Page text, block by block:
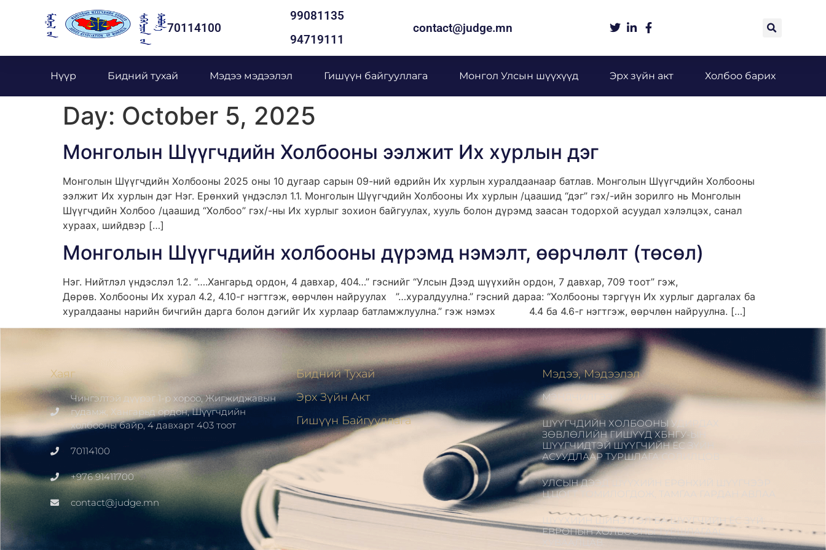
70114100
99081135
94719111
contact@judge.mn
Нүүр Бидний тухай Мэдээ мэдээлэл Гишүүн байгууллага Монгол Улсын шүүхүүд Эрх зүйн акт Холбоо барих
Day: October 5, 2025
Монголын Шүүгчдийн Холбооны ээлжит Их хурлын дэг
Монголын Шүүгчдийн Холбооны 2025 оны 10 дугаар сарын 09-ний өдрийн Их хурлын хуралдаанаар батлав. Монголын Шүүгчдийн Холбооны
ээлжит Их хурлын дэг Нэг. Ерөнхий үндэслэл 1.1. Монголын Шүүгчдийн Холбооны Их хурлын /цаашид “дэг” гэх/-ийн зорилго нь Монголын
Шүүгчдийн Холбоо /цаашид “Холбоо” гэх/-ны Их хурлыг зохион байгуулах, хууль болон дүрэмд заасан тодорхой асуудал хэлэлцэх, санал
хураах, шийдвэр […]
Монголын Шүүгчдийн холбооны дүрэмд нэмэлт, өөрчлөлт (төсөл)
Нэг. Нийтлэл үндэслэл 1.2. “….Хангарьд ордон, 4 давхар, 404…” гэснийг “Улсын Дээд шүүхийн ордон, 7 давхар, 709 тоот” гэж,
Дөрөв. Холбооны Их хурал 4.2, 4.10-г нэгтгэж, өөрчлөн найруулах ”…хуралдуулна.” гэсний дараа: “Холбооны тэргүүн Их хурлыг даргалах ба
хуралдааны нарийн бичгийн дарга болон дэгийг Их хурлаар батламжлуулна.” гэж нэмэх 4.4 ба 4.6-г нэгтгэж, өөрчлөн найруулна. […]
Хаяг
Чингэлтэй дүүрэг 1-р хороо, Жигжиджавын
гудамж, Хангарьд ордон, Шүүгчдийн
холбооны байр, 4 давхарт 403 тоот
70114100
+976 91411700
contact@judge.mn
Бидний Тухай
Эрх Зүйн Акт
Гишүүн Байгууллага
Мэдээ, Мэдээлэл
МЭНДЧИЛГЭЭ
ШҮҮГЧДИЙН ХОЛБООНЫ УДИРДАХ
ЗӨВЛӨЛИЙН ГИШҮҮД ХБНГУ-ЫН
ШҮҮГЧИДТЭЙ ШҮҮГЧИЙН ЁС ЗҮЙН
АСУУДЛААР ТУРШЛАГА СОЛИЛЦОВ
УЛСЫН ДЭЭД ШҮҮХИЙН ЕРӨНХИЙ ШҮҮГЧЭЭР
Ц.ЦОГТ ТОМИЛОГДОЖ, ТАМГАА ГАРДАН АВЛАА
ШҮҮХИЙН ШИНЭТГЭЛ БА ШҮҮГЧИЙН ЁС ЗҮЙ:
ЕВРОПЫН ХОЛБООНЫ ТУРШЛАГААС
ХУВААЛЦАВ